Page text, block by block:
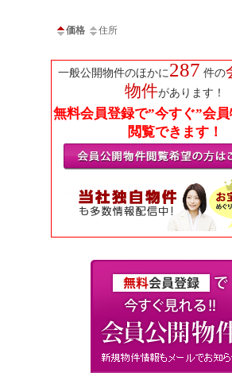
価格 住所
一般公開物件のほかに287 件の
物件があります！
無料会員登録で”今すぐ”会
閲覧できます！